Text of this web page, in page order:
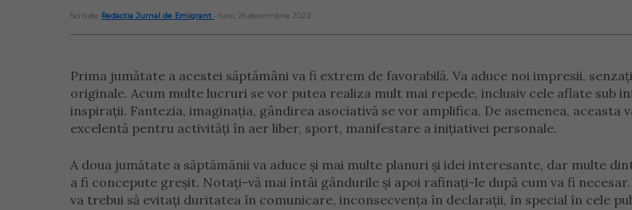
Scris de: Redacția Jurnal de Emigrant - luni, 26 decembrie 2022
Prima jumătate a acestei săptămâni va fi extrem de favorabilă. Va aduce noi impresii,
originale. Acum multe lucruri se vor putea realiza mult mai repede, inclusiv cele aflate sub
inspirații. Fantezia, imaginația, gândirea asociativă se vor amplifica. De asemenea, aceasta
excelentă pentru activități în aer liber, sport, manifestare a inițiativei personale.
A doua jumătate a săptămânii va aduce și mai multe planuri și idei interesante, dar multe
a fi concepute greșit. Notați-vă mai întâi gândurile și apoi rafinați-le după cum va fi
va trebui să evitați duritatea în comunicare, inconsecvența în declarații, în special în cele